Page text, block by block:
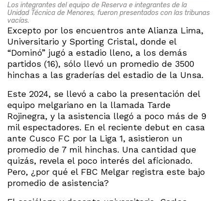
Los integrantes del equipo de Reserva e integrantes de la
Unidad Técnica de Menores, fueron presentados con las tribunas
vacías.
Excepto por los encuentros ante Alianza Lima,
Universitario y Sporting Cristal, donde el
“Dominó” jugó a estadio lleno, a los demás
partidos (16), sólo llevó un promedio de 3500
hinchas a las graderías del estadio de la Unsa.
Este 2024, se llevó a cabo la presentación del
equipo melgariano en la llamada Tarde
Rojinegra, y la asistencia llegó a poco más de 9
mil espectadores. En el reciente debut en casa
ante Cusco FC por la Liga 1, asistieron un
promedio de 7 mil hinchas. Una cantidad que
quizás, revela el poco interés del aficionado.
Pero, ¿por qué el FBC Melgar registra este bajo
promedio de asistencia?